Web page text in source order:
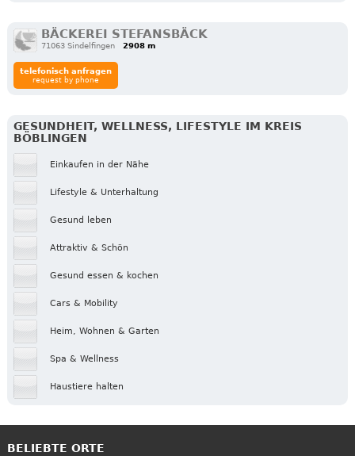
BÄCKEREI STEFANSBÄCK
71063 Sindelfingen 2908 m
telefonisch anfragen
request by phone
GESUNDHEIT, WELLNESS, LIFESTYLE IM KREIS
BÖBLINGEN
Einkaufen in der Nähe
Lifestyle & Unterhaltung
Gesund leben
Attraktiv & Schön
Gesund essen & kochen
Cars & Mobility
Heim, Wohnen & Garten
Spa & Wellness
Haustiere halten
BELIEBTE ORTE